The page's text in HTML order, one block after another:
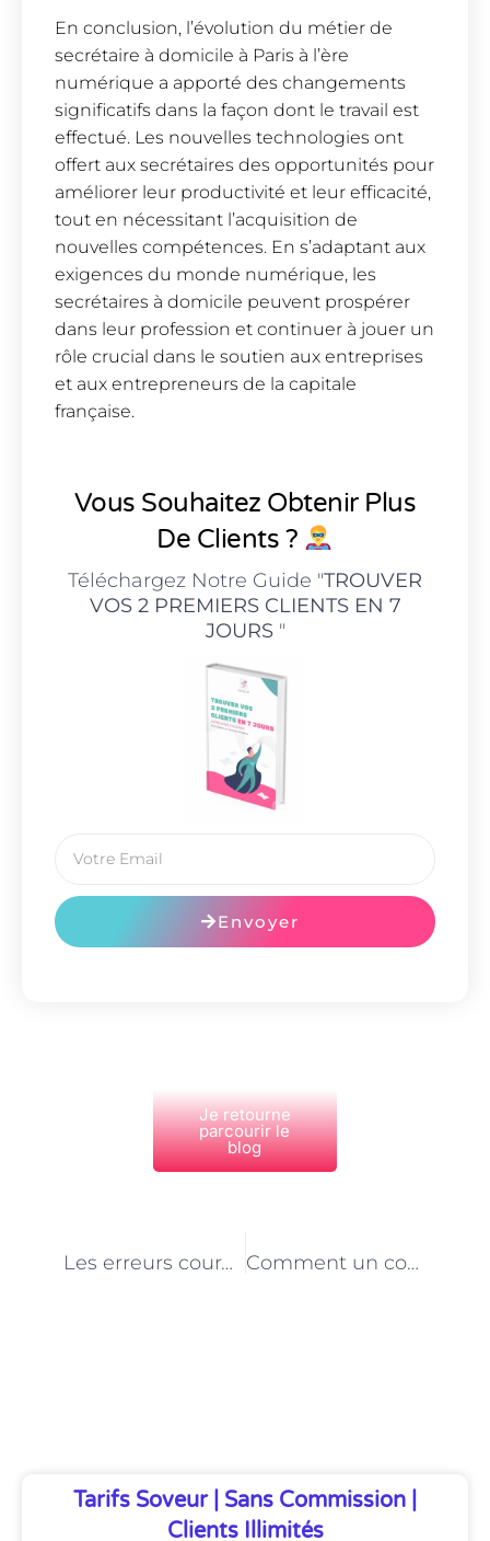
En conclusion, l’évolution du métier de
secrétaire à domicile à Paris à l’ère
numérique a apporté des changements
significatifs dans la façon dont le travail est
effectué. Les nouvelles technologies ont
offert aux secrétaires des opportunités pour
améliorer leur productivité et leur efficacité,
tout en nécessitant l’acquisition de
nouvelles compétences. En s’adaptant aux
exigences du monde numérique, les
secrétaires à domicile peuvent prospérer
dans leur profession et continuer à jouer un
rôle crucial dans le soutien aux entreprises
et aux entrepreneurs de la capitale
française.
Vous Souhaitez Obtenir Plus
De Clients ?
Téléchargez Notre Guide "TROUVER
VOS 2 PREMIERS CLIENTS EN 7
JOURS"
Envoyer
Je retourne
parcourir le
blog
Les erreurs courantes à éviter en tant que secrétaire à domicile à Paris Comment un coach mental peut améliorer votre confiance en soi à Paris
Tarifs Soveur | Sans Commission |
Clients Illimités